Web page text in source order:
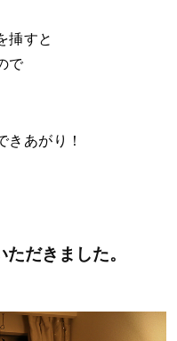
挿すと
で
あがり！
ただきました。